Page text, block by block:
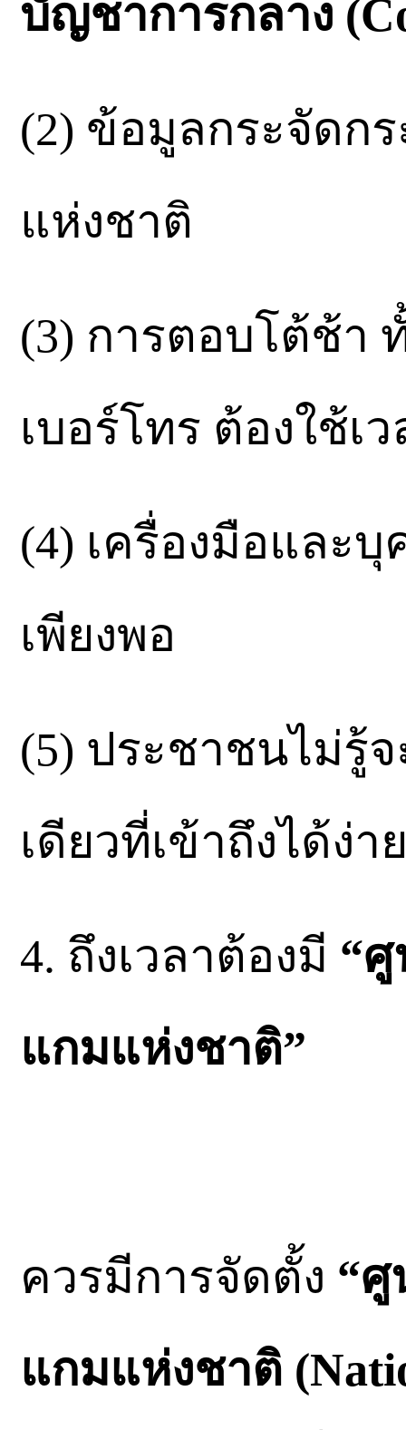
บัญชาการกลาง
(2) ข้อมูลกระจัดก
แห่งชาติ
(3) การตอบโต้ช้า
เบอร์โทร ต้องใช้เ
(4) เครื่องมือและ
เพียงพอ
(5) ประชาชนไม่รู้
เดียวที่เข้าถึงได้ง่า
4. ถึงเวลาต้องมี “
แกมแห่งชาติ”
ควรมีการจัดตั้ง “
แกมแห่งชาติ